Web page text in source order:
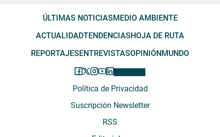
ÚLTIMAS NOTICIASMEDIO AMBIENTE
ACTUALIDADTENDENCIASHOJA DE RUTA
REPORTAJESENTREVISTASOPINIÓNMUNDO
Política de Privacidad
Suscripción Newsletter
RSS